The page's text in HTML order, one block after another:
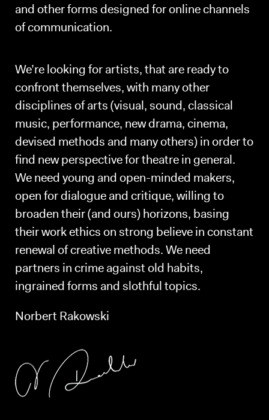
and other forms designed for online channels
of communication.
We’re looking for artists, that are ready to
confront themselves, with many other
disciplines of arts (visual, sound, classical
music, performance, new drama, cinema,
devised methods and many others) in order to
find new perspective for theatre in general.
We need young and open-minded makers,
open for dialogue and critique, willing to
broaden their (and ours) horizons, basing
their work ethics on strong believe in constant
renewal of creative methods. We need
partners in crime against old habits,
ingrained forms and slothful topics.
Norbert Rakowski